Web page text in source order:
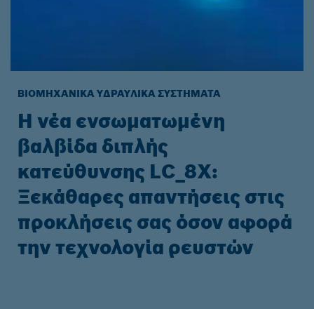
ΒΙΟΜΗΧΑΝΙΚΆ ΥΔΡΑΥΛΙΚΆ ΣΥΣΤΉΜΑΤΑ
Η νέα ενσωματωμένη
βαλβίδα διπλής
κατεύθυνσης LC_8X:
Ξεκάθαρες απαντήσεις στις
προκλήσεις σας όσον αφορά
την τεχνολογία ρευστών